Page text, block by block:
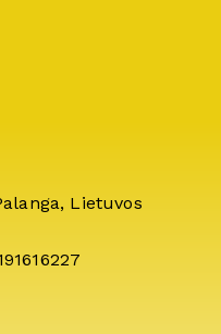
Lietuvos